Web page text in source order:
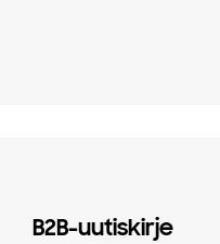
B2B-uutiskirje